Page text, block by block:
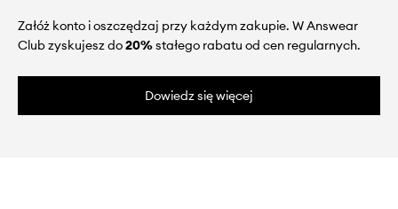
Załóż konto i oszczędzaj przy każdym zakupie. W Answear
Club zyskujesz do20%stałego rabatu od cen regularnych.
Dowiedz się więcej